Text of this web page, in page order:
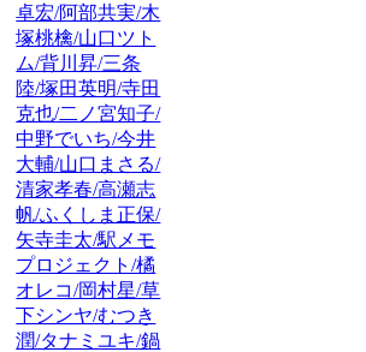
卓宏/阿部共実/木
塚桃檎/山口ツト
ム/背川昇/三条
陸/塚田英明/寺田
克也/二ノ宮知子/
中野でいち/今井
大輔/山口まさる/
清家孝春/高瀬志
帆/ふくしま正保/
矢寺圭太/駅メモ
プロジェクト/橘
オレコ/岡村星/草
下シンヤ/むつき
潤/タナミユキ/鍋